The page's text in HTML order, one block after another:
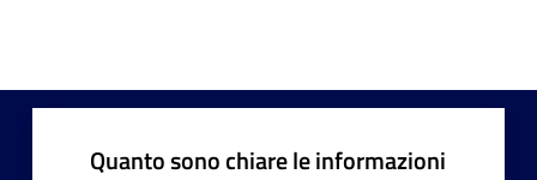
Quanto sono chiare le informazioni